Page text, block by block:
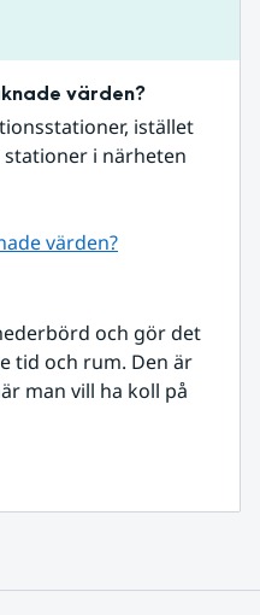
värden?
istället
i närheten
värden?
och gör det
tid och rum. Den är
man vill ha koll på